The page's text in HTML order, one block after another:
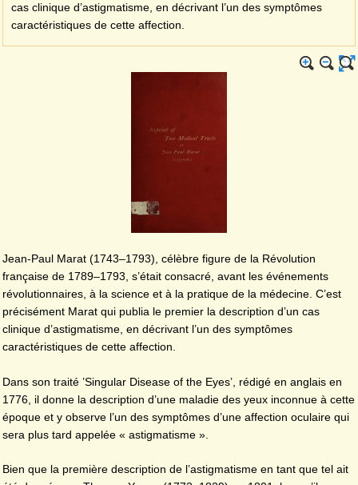
cas clinique d’astigmatisme, en décrivant l’un des symptômes
caractéristiques de cette affection.
Jean-Paul Marat (1743–1793), célèbre figure de la Révolution
française de 1789–1793, s’était consacré, avant les événements
révolutionnaires, à la science et à la pratique de la médecine. C’est
précisément Marat qui publia le premier la description d’un cas
clinique d’astigmatisme, en décrivant l’un des symptômes
caractéristiques de cette affection.
Dans son traité ’Singular Disease of the Eyes’, rédigé en anglais en
1776, il donne la description d’une maladie des yeux inconnue à cette
époque et y observe l’un des symptômes d’une affection oculaire qui
sera plus tard appelée « astigmatisme ».
Bien que la première description de l’astigmatisme en tant que tel ait